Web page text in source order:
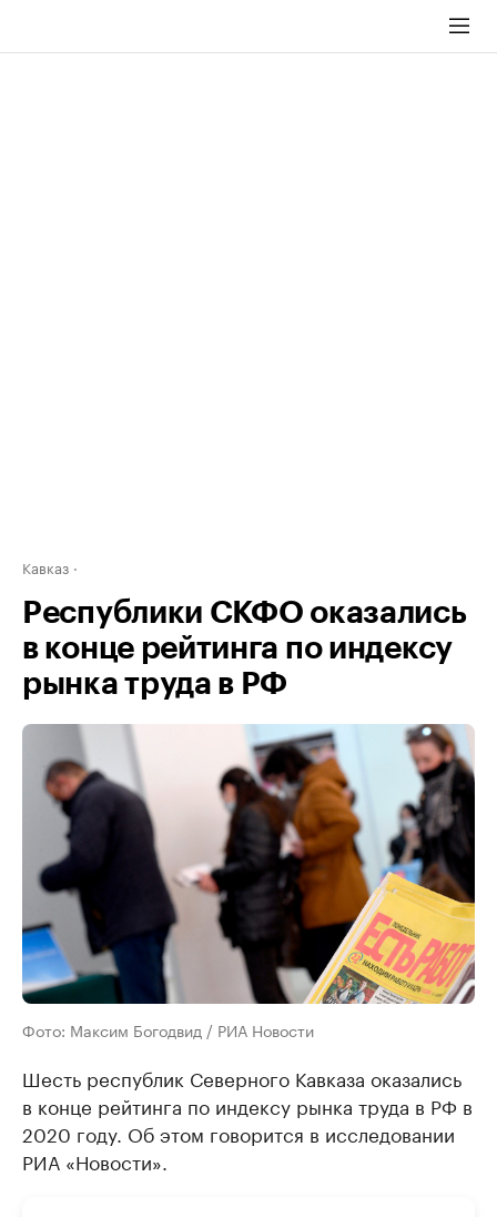
Кавказ
Республики СКФО оказались
в конце рейтинга по индексу
рынка труда в РФ
Фото: Максим Богодвид / РИА Новости
Шесть республик Северного Кавказа оказались
в конце рейтинга по индексу рынка труда в РФ в
2020 году. Об этом говорится в исследовании
РИА «Новости».